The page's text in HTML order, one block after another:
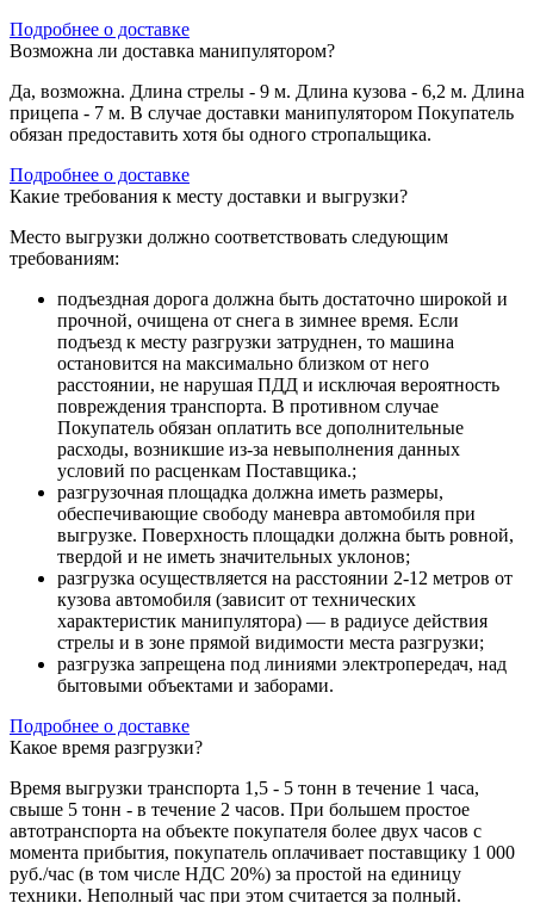
Подробнее о доставке
Возможна ли доставка манипулятором?
Да, возможна. Длина стрелы - 9 м. Длина кузова - 6,2 м. Длина
прицепа - 7 м. В случае доставки манипулятором Покупатель
обязан предоставить хотя бы одного стропальщика.
Подробнее о доставке
Какие требования к месту доставки и выгрузки?
Место выгрузки должно соответствовать следующим
требованиям:
подъездная дорога должна быть достаточно широкой и
прочной, очищена от снега в зимнее время. Если
подъезд к месту разгрузки затруднен, то машина
остановится на максимально близком от него
расстоянии, не нарушая ПДД и исключая вероятность
повреждения транспорта. В противном случае
Покупатель обязан оплатить все дополнительные
расходы, возникшие из-за невыполнения данных
условий по расценкам Поставщика.;
разгрузочная площадка должна иметь размеры,
обеспечивающие свободу маневра автомобиля при
выгрузке. Поверхность площадки должна быть ровной,
твердой и не иметь значительных уклонов;
разгрузка осуществляется на расстоянии 2-12 метров от
кузова автомобиля (зависит от технических
характеристик манипулятора) — в радиусе действия
стрелы и в зоне прямой видимости места разгрузки;
разгрузка запрещена под линиями электропередач, над
бытовыми объектами и заборами.
Подробнее о доставке
Какое время разгрузки?
Время выгрузки транспорта 1,5 - 5 тонн в течение 1 часа,
свыше 5 тонн - в течение 2 часов. При большем простое
автотранспорта на объекте покупателя более двух часов с
момента прибытия, покупатель оплачивает поставщику 1 000
руб./час (в том числе НДС 20%) за простой на единицу
техники. Неполный час при этом считается за полный.